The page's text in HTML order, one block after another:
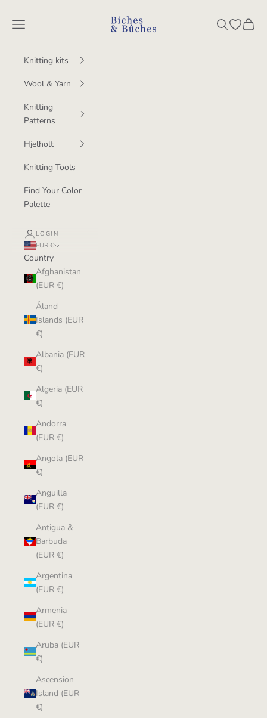
BichesetBuches
Navigation menu SearchOpen
Cart
Knitting kits
Wool & Yarn
Knitting
Patterns
Hjelholt
Knitting Tools
Find Your Color
Palette
LOGIN
EUR €
Country
Afghanistan
(EUR €)
Åland
Islands (EUR
€)
Albania (EUR
€)
Algeria (EUR
€)
Andorra
(EUR €)
Angola (EUR
€)
Anguilla
(EUR €)
Antigua &
Barbuda
(EUR €)
Argentina
(EUR €)
Armenia
(EUR €)
Aruba (EUR
€)
Ascension
Island (EUR
€)